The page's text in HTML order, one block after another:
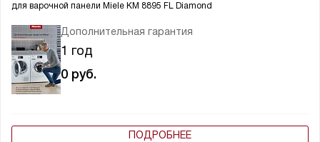
для варочной панели Miele KM 8895 FL Diamond
Дополнительная гарантия
1 год
0 руб.
ПОДРОБНЕЕ